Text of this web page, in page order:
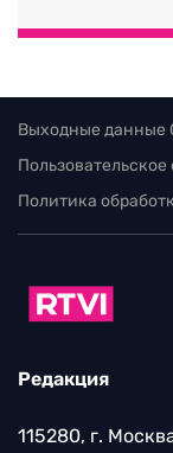
Выходные данные
Политика
Редакция
115280, г.